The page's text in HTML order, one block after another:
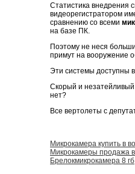
Статистика внедрения
видеорегистратором
сравнению со всеми
на базе ПК.
Поэтому не неся
примут на вооружение
Эти системы доступны
Скорый и незатейливый
нет?
Все вертолеты с
Микрокамера купить в
Микрокамеры продажа
Брелокмикрокамера 8 гб